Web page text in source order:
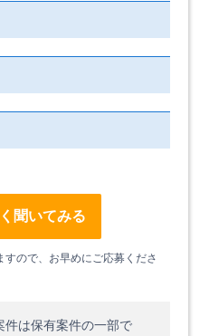
聞いてみる
ので、お早めにご応募くださ
件は保有案件の一部で